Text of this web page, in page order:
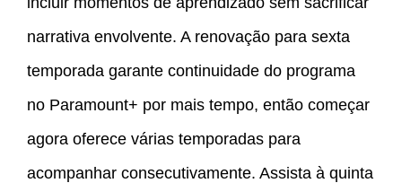
narrativa envolvente. A renovação para sexta
temporada garante continuidade do programa
no Paramount+ por mais tempo, então começar
agora oferece várias temporadas para
acompanhar consecutivamente. Assista à quinta